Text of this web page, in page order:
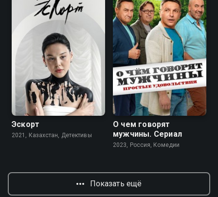
6.8 5.6
Эскорт
2021, Казахстан, Детективы
7.7 7.2
О чем говорят
мужчины. Сериал
2023, Россия, Комедии
Показать ещё